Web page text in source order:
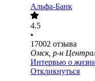
Альфа-Банк
4.5
•
17002 отзыва
Омск, р-н
Интервью о
Откликнуться